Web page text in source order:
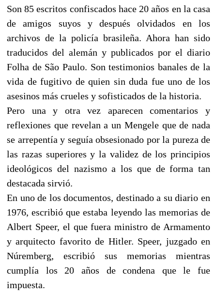
Son 85 escritos confiscados hace 20 años en la casa
de amigos suyos y después olvidados en los
archivos de la policía brasileña. Ahora han sido
traducidos del alemán y publicados por el diario
Folha de São Paulo. Son testimonios banales de la
vida de fugitivo de quien sin duda fue uno de los
asesinos más crueles y sofisticados de la historia.
Pero una y otra vez aparecen comentarios y
reflexiones que revelan a un Mengele que de nada
se arrepentía y seguía obsesionado por la pureza de
las razas superiores y la validez de los principios
ideológicos del nazismo a los que de forma tan
destacada sirvió.
En uno de los documentos, destinado a su diario en
1976, escribió que estaba leyendo las memorias de
Albert Speer, el que fuera ministro de Armamento
y arquitecto favorito de Hitler. Speer, juzgado en
Núremberg, escribió sus memorias mientras
cumplía los 20 años de condena que le fue
impuesta.